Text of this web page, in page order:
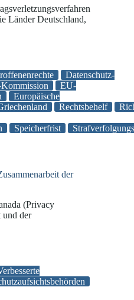
Länder Deutschland,
Datenschutz-
EU-
Europäische
Rechtsbehelf
Speicherfrist
der
(Privacy
und der